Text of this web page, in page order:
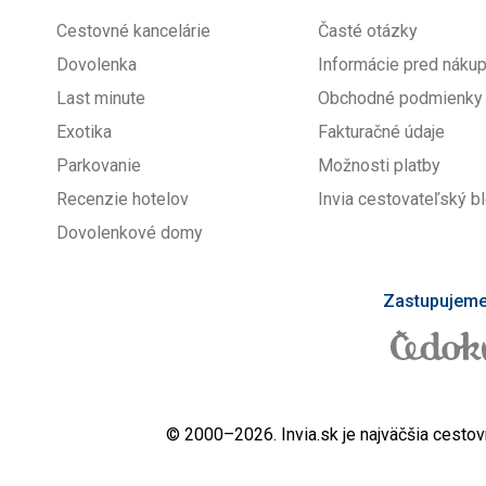
Cestovné kancelárie
Dovolenka
Last minute
Exotika
Parkovanie
Recenzie hotelov
Dovolenkové domy
Časté otázky
Informácie pred
Obchodné podmienky
Fakturačné údaje
Možnosti platby
Invia cestovateľský
© 2000–2026. Invia.sk je najväčšia